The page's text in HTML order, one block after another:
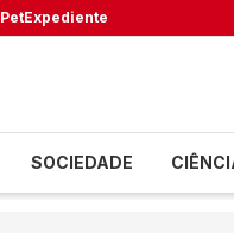
PetExpediente
SOCIEDADE